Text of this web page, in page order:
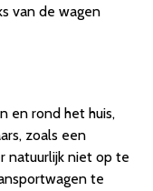
van de wagen
en rond het huis,
zoals een
natuurlijk niet op te
te